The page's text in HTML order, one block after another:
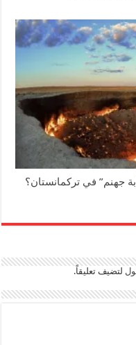
جهنم” في تركمانستان؟
لتضيف تعليقاً.